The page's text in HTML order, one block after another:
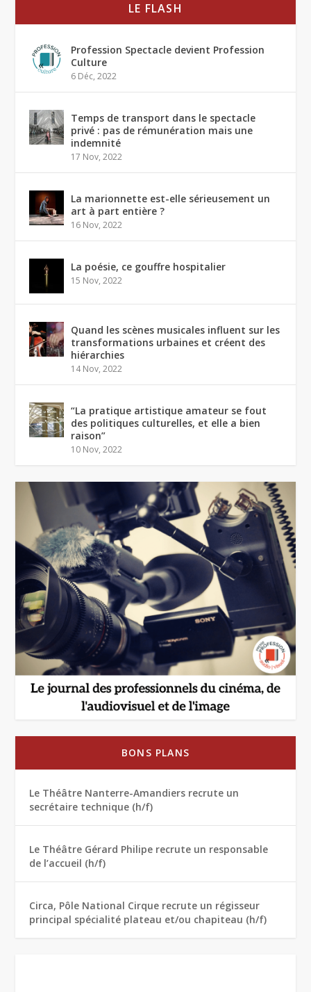
LE FLASH
Profession Spectacle devient Profession
Culture
6 Déc, 2022
Temps de transport dans le spectacle
privé : pas de rémunération mais une
indemnité
17 Nov, 2022
La marionnette est-elle sérieusement un
art à part entière ?
16 Nov, 2022
La poésie, ce gouffre hospitalier
15 Nov, 2022
Quand les scènes musicales influent sur les
transformations urbaines et créent des
hiérarchies
14 Nov, 2022
“La pratique artistique amateur se fout
des politiques culturelles, et elle a bien
raison”
10 Nov, 2022
BONS PLANS
Le Théâtre Nanterre-Amandiers recrute un
secrétaire technique (h/f)
Le Théâtre Gérard Philipe recrute un responsable
de l’accueil (h/f)
Circa, Pôle National Cirque recrute un régisseur
principal spécialité plateau et/ou chapiteau (h/f)